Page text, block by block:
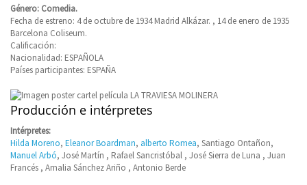
Género: Comedia.
Fecha de estreno: 4 de octubre de 1934 Madrid Alkázar. , 14 de enero de 1935
Barcelona Coliseum.
Calificación:
Nacionalidad: ESPAÑOLA
Países participantes: ESPAÑA
Producción e intérpretes
Intérpretes:
Hilda Moreno, Eleanor Boardman, alberto Romea, Santiago Ontañon,
Manuel Arbó, José Martín , Rafael Sancristóbal , José Sierra de Luna , Juan
Francés , Amalia Sánchez Ariño , Antonio Berde